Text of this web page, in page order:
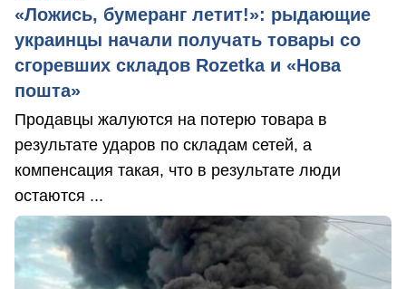
«Ложись, бумеранг летит!»: рыдающие
украинцы начали получать товары со
сгоревших складов Rozetka и «Нова
пошта»
Продавцы жалуются на потерю товара в
результате ударов по складам сетей, а
компенсация такая, что в результате люди
остаются ...